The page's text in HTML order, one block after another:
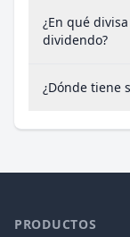
¿En qué
dividendo?
¿Dónde tiene
PRODUCTOS